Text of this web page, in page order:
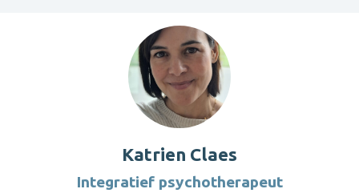
Katrien Claes
Integratief psychotherapeut